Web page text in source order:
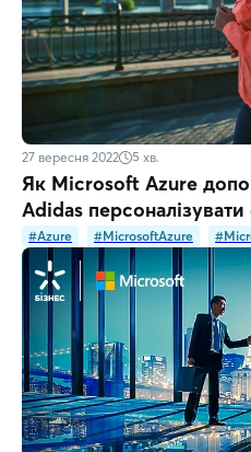
27 вересня 2022 5 хв.
Як Microsoft Azure
Adidas персоналізувати
#Azure #MicrosoftAzure